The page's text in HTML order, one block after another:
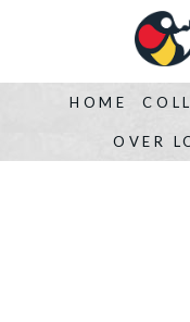
HOME
OVER